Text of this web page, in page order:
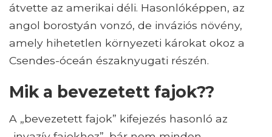
átvette az amerikai déli. Hasonlóképpen, az
angol borostyán vonzó, de inváziós növény,
amely hihetetlen környezeti károkat okoz a
Csendes-óceán északnyugati részén.
Mik a bevezetett fajok??
A „bevezetett fajok” kifejezés hasonló az